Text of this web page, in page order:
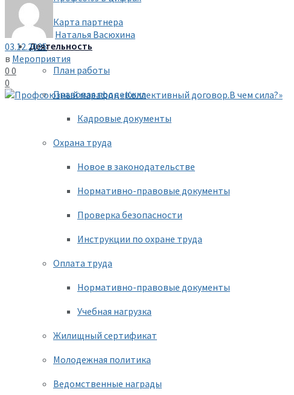
Карта партнера
Деятельность
План работы
Правовая поддержка
Кадровые документы
Охрана труда
Новое в законодательстве
Нормативно-правовые документы
Проверка безопасности
Инструкции по охране труда
Оплата труда
Нормативно-правовые документы
Учебная нагрузка
Жилищный сертификат
Молодежная политика
Ведомственные награды
Наталья Васюхина
03.12.2025
в Мероприятия
0 0
0